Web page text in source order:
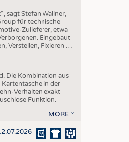
sagt Stefan Wallner,
für technische
Zulieferer, etwa
Eingebaut
Verstellen, Fixieren …
Die Kombination aus
in der
Verhalten exakt
Funktion.
MORE